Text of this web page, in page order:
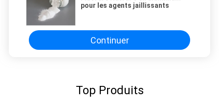
pour les agents jaillissants
Continuer
Top Produits